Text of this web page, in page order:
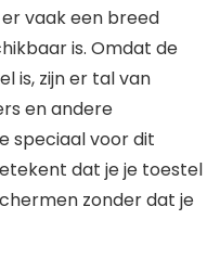
vaak een breed
is. Omdat de
is, zijn er tal van
en andere
speciaal voor dit
dat je je toestel
zonder dat je